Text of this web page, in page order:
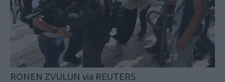
RONEN ZVULUN via REUTERS